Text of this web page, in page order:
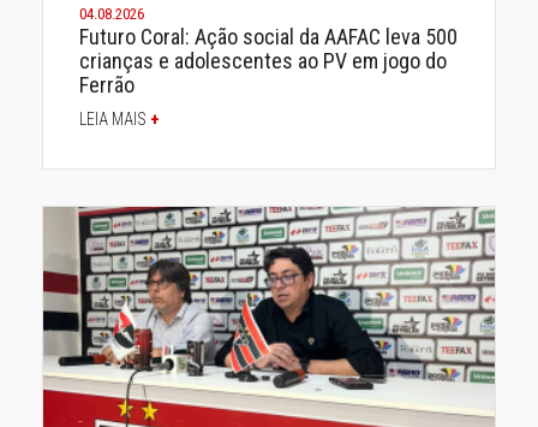
04.08.2026
Futuro Coral: Ação social da AAFAC leva 500
crianças e adolescentes ao PV em jogo do
Ferrão
LEIA MAIS +